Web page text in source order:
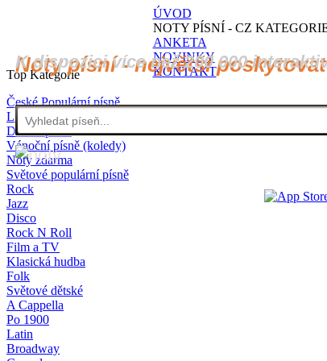
ÚVOD
NOTY PÍSNÍ - CZ
ANKETA
NOVINKY
KONTAKT
Noty písní - největší
K dispozici více než 200 000
Top Kategorie
České Populární písně
Lidové písně
Dětské písně
Vánoční písně (koledy)
Noty zdarma
Světové populární písně
Rock
Jazz
Disco
Rock N Roll
Film a TV
Klasická hudba
Folk
Světové dětské
A Cappella
Po 1900
Latin
Broadway